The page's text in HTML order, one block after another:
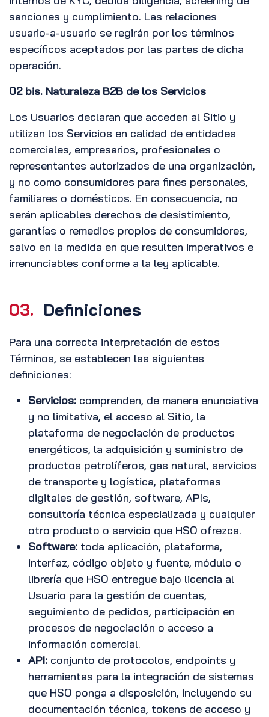
sanciones y cumplimiento. Las relaciones
usuario-a-usuario se regirán por los términos
específicos aceptados por las partes de dicha
operación.
02 bis. Naturaleza B2B de los Servicios
Los Usuarios declaran que acceden al Sitio y
utilizan los Servicios en calidad de entidades
comerciales, empresarios, profesionales o
representantes autorizados de una organización,
y no como consumidores para fines personales,
familiares o domésticos. En consecuencia, no
serán aplicables derechos de desistimiento,
garantías o remedios propios de consumidores,
salvo en la medida en que resulten imperativos e
irrenunciables conforme a la ley aplicable.
03. Definiciones
Para una correcta interpretación de estos
Términos, se establecen las siguientes
definiciones:
Servicios: comprenden, de manera enunciativa
y no limitativa, el acceso al Sitio, la
plataforma de negociación de productos
energéticos, la adquisición y suministro de
productos petrolíferos, gas natural, servicios
de transporte y logística, plataformas
digitales de gestión, software, APIs,
consultoría técnica especializada y cualquier
otro producto o servicio que HSO ofrezca.
Software: toda aplicación, plataforma,
interfaz, código objeto y fuente, módulo o
librería que HSO entregue bajo licencia al
Usuario para la gestión de cuentas,
seguimiento de pedidos, participación en
procesos de negociación o acceso a
información comercial.
API: conjunto de protocolos, endpoints y
herramientas para la integración de sistemas
que HSO ponga a disposición, incluyendo su
documentación técnica, tokens de acceso y